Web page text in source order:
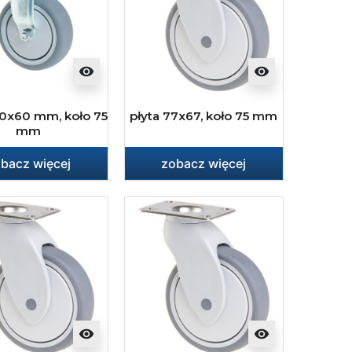
visibility
mm, koło 75
mm
więcej
visibility
płyta 77x67, koło 75 mm
zobacz więcej
visibility visibility